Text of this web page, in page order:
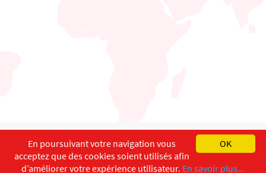
English Français
Copyright ©ISEC-AdW Impressum
OK
En poursuivant votre navigation vous
acceptez que des cookies soient utilisés afin
d’améliorer votre expérience utilisateur. En savoir plus...